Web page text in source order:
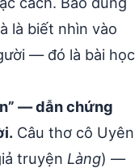
là biết nhìn vào
— đó là bài học
— dẫn chứng
Câu thơ cô Uyên
truyện Làng) —